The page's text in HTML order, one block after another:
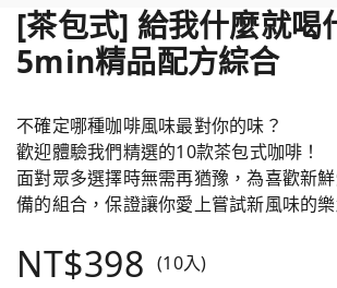
[茶包式] 給我什麼就喝
5min精品配方綜合
不確定哪種咖啡風味最對你的味？
歡迎體驗我們精選的10款茶包式咖啡！
面對眾多選擇時無需再猶豫，為喜歡新
備的組合，保證讓你愛上嘗試新風味的樂
NT$398 (10入)